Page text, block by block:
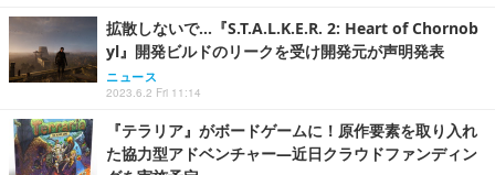
拡散しないで…『S.T.A.L.K.E.R. 2: Heart of Chornob
yl』開発ビルドのリークを受け開発元が声明発表
ニュース
2023.6.2 Fri 11:14
『テラリア』がボードゲームに！原作要素を取り入れ
た協力型アドベンチャー―近日クラウドファンディン